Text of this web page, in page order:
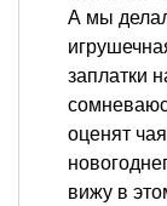
А мы
заплатки
оценят
вижу в